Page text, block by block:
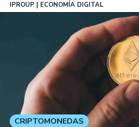
IPROUP ECONOMÍA DIGITAL
CRIPTOMONEDAS